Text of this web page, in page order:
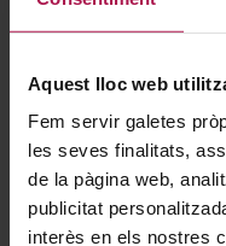
Aquest lloc web
Fem servir galetes
les seves finalitats,
de la pàgina web,
publicitat
interès en els nostres
tradició i innovació en
subratlla la seva
d’excel·lència.